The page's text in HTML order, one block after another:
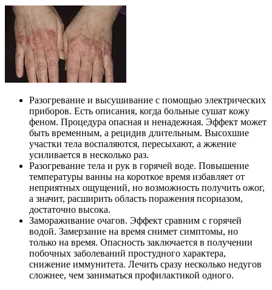
Разогревание и высушивание с помощью электрических
приборов. Есть описания, когда больные сушат кожу
феном. Процедура опасная и ненадежная. Эффект может
быть временным, а рецидив длительным. Высохшие
участки тела воспаляются, пересыхают, а жжение
усиливается в несколько раз.
Разогревание тела и рук в горячей воде. Повышение
температуры ванны на короткое время избавляет от
неприятных ощущений, но возможность получить ожог,
а значит, расширить область поражения псориазом,
достаточно высока.
Замораживание очагов. Эффект сравним с горячей
водой. Замерзание на время снимет симптомы, но
только на время. Опасность заключается в получении
побочных заболеваний простудного характера,
снижение иммунитета. Лечить сразу несколько недугов
сложнее, чем заниматься профилактикой одного.